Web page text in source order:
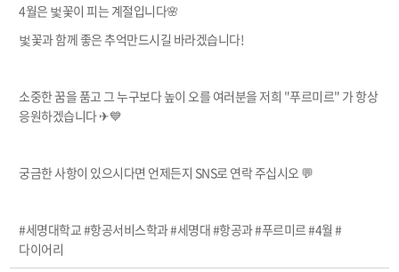
4월은 벛꽃이 피는 계절입니다🌸
벛꽃과 함께 좋은 추억만드시길 바라겠습니다!
소중한 꿈을 품고 그 누구보다 높이 오를 여러분을 저희 "푸르미르" 가 항상
응원하겠습니다 ✈💙
궁금한 사항이 있으시다면 언제든지 SNS로 연락 주십시오 💬
#세명대학교 #항공서비스학과 #세명대 #항공과 #푸르미르 #4월 #
다이어리